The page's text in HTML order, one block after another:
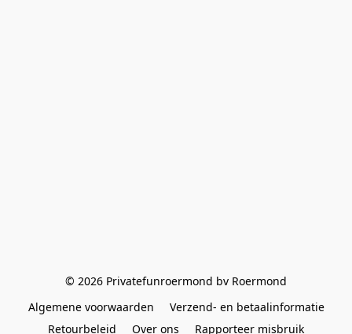
© 2026 Privatefunroermond bv Roermond
Algemene voorwaarden
Verzend- en betaalinformatie
Retourbeleid
Over ons Rapporteer misbruik